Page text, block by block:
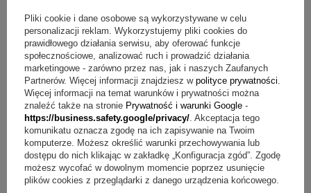
Co otrzymujesz w zestawie?
Eleganckie pudełko Parker w kolorze szarym
Tabliczka z indywidualną dedykacją, grafiką lub logo
Najczęstsze wątpliwości
Pytanie:Jak wygląda personalizacja tabliczki?Odpowiedź:
Na tabliczce można wygrawerować dowolny tekst, grafikę
lub logo, aby dopasować dedykację do osoby i okazji.
Pytanie: Jakie kolory tabliczki są dostępne?Odpowiedź:
Dostępne kolory tabliczki to złoty lub srebrny.
Pliki cookie i dane osobowe są wykorzystywane w celu
personalizacji reklam. Wykorzystujemy pliki cookies do
prawidłowego działania serwisu, aby oferować funkcje
społecznościowe, analizować ruch i prowadzić działania
marketingowe - zarówno przez nas, jak i naszych Zaufanych
Partnerów. Więcej informacji znajdziesz w polityce prywatności
Więcej informacji na temat warunków i prywatności można
znaleźć także na stronie Prywatność i warunki Google -
https://business.safety.google/privacy/ . Akceptacja tego
komunikatu oznacza zgodę na ich zapisywanie na Twoim
komputerze. Możesz określić warunki przechowywania lub
dostępu do nich klikając w zakładkę „Konfiguracja zgód”. Zgodę
możesz wycofać w dowolnym momencie poprzez usunięcie
plików cookies z przeglądarki z danego urządzenia końcowego.